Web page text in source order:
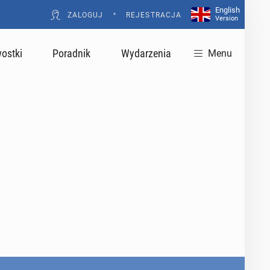
ZALOGUJ • REJESTRACJA
English
Version
Poradnik Wydarzenia Menu